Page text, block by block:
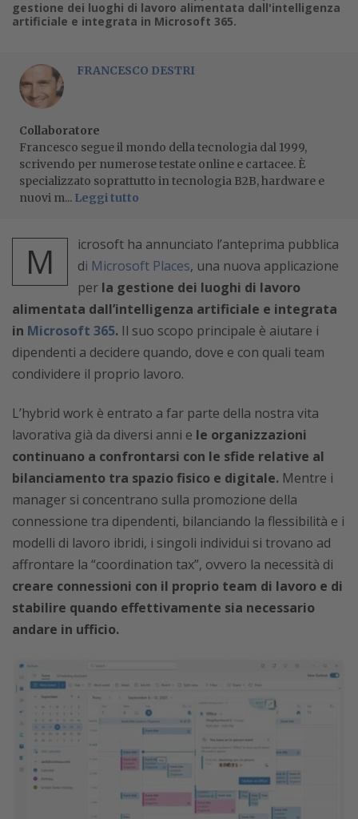
gestione dei luoghi di lavoro alimentata dall'intelligenza
artificiale e integrata in Microsoft 365.
FRANCESCO DESTRI
Collaboratore
Francesco segue il mondo della tecnologia dal 1999,
scrivendo per numerose testate online e cartacee. È
specializzato soprattutto in tecnologia B2B, hardware e
nuovi m... Leggi tutto
M
icrosoft ha annunciato l’anteprima pubblica
di Microsoft Places, una nuova applicazione
per la gestione dei luoghi di lavoro
alimentata dall’intelligenza artificiale e integrata
in Microsoft 365. Il suo scopo principale è aiutare i
dipendenti a decidere quando, dove e con quali team
condividere il proprio lavoro.
L’hybrid work è entrato a far parte della nostra vita
lavorativa già da diversi anni e le organizzazioni
continuano a confrontarsi con le sfide relative al
bilanciamento tra spazio fisico e digitale. Mentre i
manager si concentrano sulla promozione della
connessione tra dipendenti, bilanciando la flessibilità e i
modelli di lavoro ibridi, i singoli individui si trovano ad
affrontare la “coordination tax”, ovvero la necessità di
creare connessioni con il proprio team di lavoro e di
stabilire quando effettivamente sia necessario
andare in ufficio.